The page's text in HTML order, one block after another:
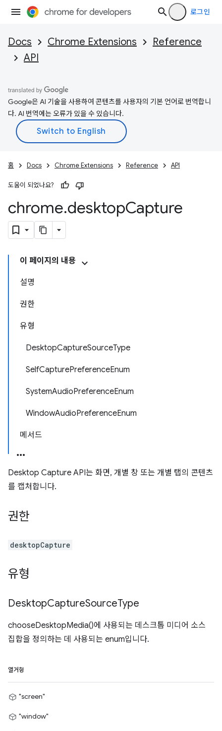
로그인
Docs Chrome Extensions
Reference
API
Google은 AI 기술을 사용하여 콘텐츠를 사용자의 기본 언어로 번역합니
다. AI 번역에는 오류가 있을 수 있습니다.
홈 Docs Chrome Extensions Reference API
도움이 되었나요?
chrome.desktopCapture
이 페이지의 내용
설명
권한
유형
DesktopCaptureSourceType
SelfCapturePreferenceEnum
SystemAudioPreferenceEnum
WindowAudioPreferenceEnum
메서드
Desktop Capture API는 화면, 개별 창 또는 개별 탭의 콘텐츠
를 캡처합니다.
권한
desktopCapture
유형
DesktopCaptureSourceType
chooseDesktopMedia()에 사용되는 데스크톱 미디어 소스
집합을 정의하는 데 사용되는 enum입니다.
열거형
"screen"
"window"